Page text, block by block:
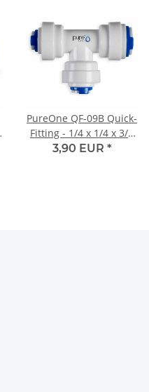
PureOne QF-09B Quick-
Fitting - 1/4 x 1/4 x 3/8
Zoll | T-Form
3,90 EUR *